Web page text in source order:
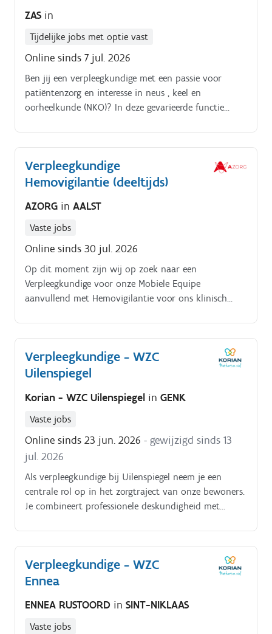
ZAS in
Tijdelijke jobs met optie vast
Online sinds 7 jul. 2026
Ben jij een verpleegkundige met een passie voor
patiëntenzorg en interesse in neus , keel en
oorheelkunde (NKO)? In deze gevarieerde functie
patiëntgerichte zorg en maak je elke dag het verschil
voor onze patiënten.
Verpleegkundige
Hemovigilantie (deeltijds)
AZORG in AALST
Vaste jobs
Online sinds 30 jul. 2026
Op dit moment zijn wij op zoek naar een
Verpleegkundige voor onze Mobiele Equipe
aanvullend met Hemovigilantie voor ons klinisch
Verpleegkundige - WZC
Uilenspiegel
Korian - WZC Uilenspiegel in GENK
Vaste jobs
Online sinds 23 jun. 2026 - gewijzigd sinds 13
jul. 2026
Als verpleegkundige bij Uilenspiegel neem je een
centrale rol op in het zorgtraject van onze bewoners.
Je combineert professionele deskundigheid met
collega’s die verantwoordelijkheid delen en elkaar
versterken. Je dagelijkse bezigheden bestaan
uit:uitvoeren van verpleegkundige handelingen
volgens de geldende richtlijnen;opvolgen en
bewonersdossiers;observeren van veranderingen in
gezondheid en welzijn en deze correct
Verpleegkundige - WZC
Ennea
ENNEA RUSTOORD in SINT-NIKLAAS
Vaste jobs